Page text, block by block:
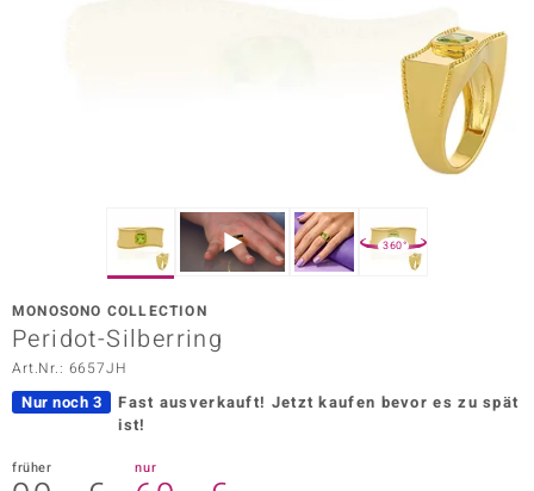
Vogue
360°
MONOSONO COLLECTION
Peridot-Silberring
Art.Nr.: 6657JH
Nur noch 3 Fast ausverkauft! Jetzt kaufen bevor es zu spät
ist!
früher nur